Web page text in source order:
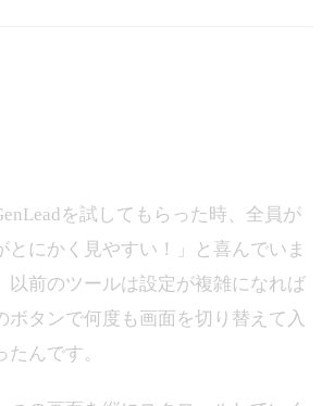
を試してもらった時、全員が
とにかく見やすい！」と喜んでいま
以前のツールは設定が複雑になれば
ボタンで何度も画面を切り替えて入
んです。